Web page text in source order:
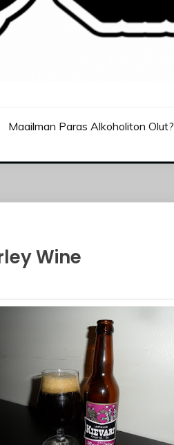
Maailman Paras Alkoholiton Olut?
Wine